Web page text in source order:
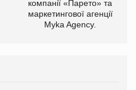
компанії «Парето» та
маркетингової агенції
Myka Agency.